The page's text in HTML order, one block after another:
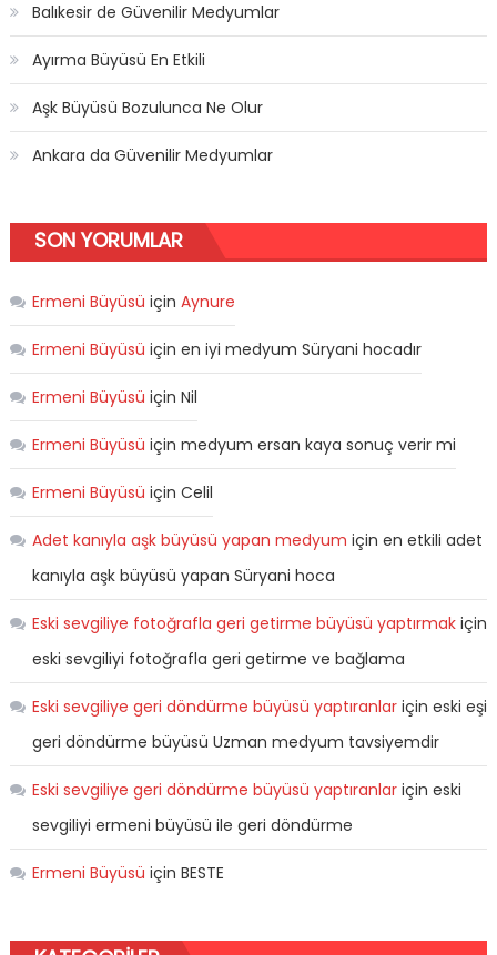
Balıkesir de Güvenilir Medyumlar
Ayırma Büyüsü En Etkili
Aşk Büyüsü Bozulunca Ne Olur
Ankara da Güvenilir Medyumlar
SON YORUMLAR
Ermeni Büyüsü için Aynure
Ermeni Büyüsü için en iyi medyum Süryani hocadır
Ermeni Büyüsü için Nil
Ermeni Büyüsü için medyum ersan kaya sonuç verir mi
Ermeni Büyüsü için Celil
Adet kanıyla aşk büyüsü yapan medyum için en etkili adet
kanıyla aşk büyüsü yapan Süryani hoca
Eski sevgiliye fotoğrafla geri getirme büyüsü yaptırmakiçin
eski sevgiliyi fotoğrafla geri getirme ve bağlama
Eski sevgiliye geri döndürme büyüsü yaptıranlariçin eski eşi
geri döndürme büyüsü Uzman medyum tavsiyemdir
Eski sevgiliye geri döndürme büyüsü yaptıranlariçin eski
sevgiliyi ermeni büyüsü ile geri döndürme
Ermeni Büyüsü için BESTE